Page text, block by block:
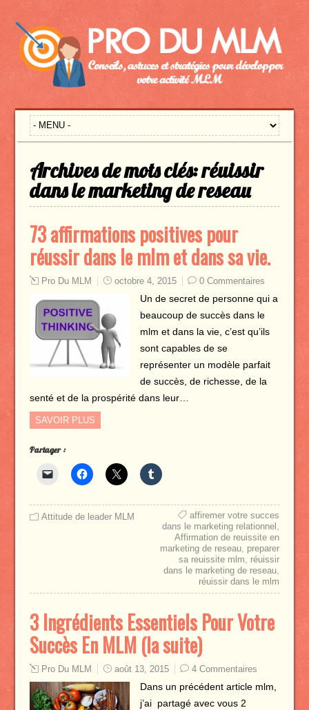
Archives de mots clés:réuissir
dans le marketing de reseau
73 affirmations positives pour
réussir dans le mlm et dans sa vie.
Pro Du MLM octobre 4, 2015 0 Commentaires
Un de secret de personne qui a
beaucoup de succès dans le
mlm et dans la vie, c’est qu’ils
sont capables de se
représenter un modèle parfait
de succès, de richesse, de la
senté et de la prospérité dans leur…
SAVOIR PLUS
Partager :
Attitude de leader MLM
affiremer votre succes
dans le marketing relationnel
Affirmation de reuissite en
marketing de reseau preparer
sa reuissite mlm
réuissir
dans le marketing de reseau
réuissir dans le mlm
3 Ingrédients Essentiels Pour Votre
Succès En MLM (la suite)
Pro Du MLM août 13, 2015 4 Commentaires
Dans un précédent article mlm,
j’ai partagé avec vous 2